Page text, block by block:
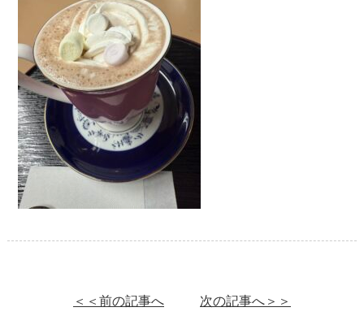
＜＜前の記事へ 次の記事へ＞＞